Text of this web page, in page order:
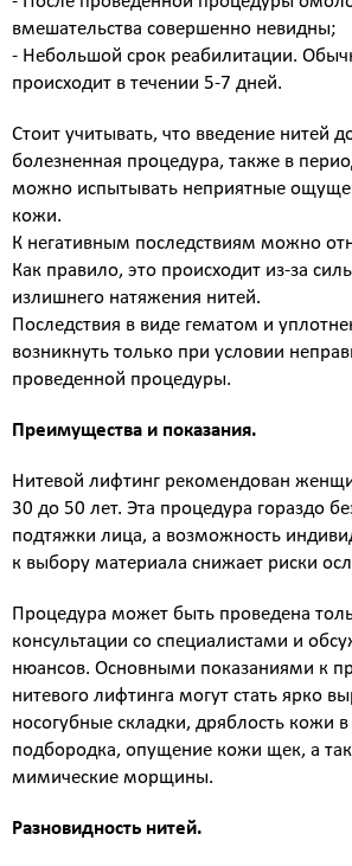
Миотокс - устранение
ботулотоксином типа А Миотокс
Гипергидроз - устранение
плазмолифтинг - подкожное
обогащённой тромбоцитами
ВЕКТОРНЫЙ ЛИФТИНГ
лифтинг,
лица препаратом на основе
кальция « Radiesse » (Германия)
КОЛЛОГЕНОТЕРАПИЯ
коллаген)
SMAS лифтинг
СМАС лифтинг в косметологии
оригинальном аппарате ULTHERA
ЛАЗЕРНАЯ
Лазерная эпиляция
CANDELA GentleLase Pro U
Лазерная эпиляция
CANDELA GentleLase Pro U
мужчин.
НИТИ APTOS
Нити APTOS - безоперационная
рассасывающимися нитями
УСТРАНЕНИЕ ЖИРОВЫХ
вмешательства совершенно невидны;
- Небольшой срок реабилитации.
происходит в течении 5-7 дней.
Стоит учитывать, что введение нитей
болезненная процедура, также в
можно испытывать неприятные
кожи.
К негативным последствиям можно
Как правило, это происходит из-за
излишнего натяжения нитей.
Последствия в виде гематом и
возникнуть только при условии
проведенной процедуры.
Преимущества и показания.
Нитевой лифтинг рекомендован
30 до 50 лет. Эта процедура гораздо
подтяжки лица, а возможность
к выбору материала снижает риски
Процедура может быть проведена
консультации со специалистами и
нюансов. Основными показаниями к
нитевого лифтинга могут стать ярко
носогубные складки, дряблость кожи в
подбородка, опущение кожи щек, а
мимические морщины.
Разновидность нитей.